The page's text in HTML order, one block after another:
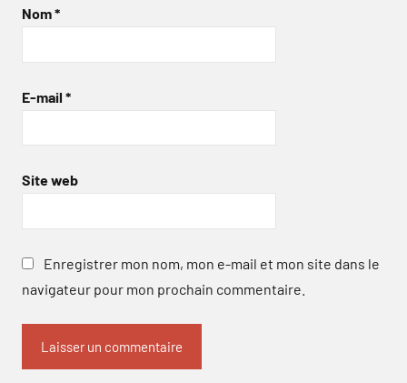
Nom*
E-mail *
Site web
Enregistrer mon nom, mon e-mail et mon site dans le
navigateur pour mon prochain commentaire.